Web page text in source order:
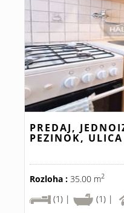
PREDAJ,
PEZINOK,
Rozloha : 35.00 m2
(1) |
(1) |